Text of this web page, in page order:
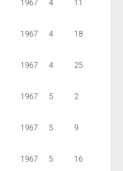
1967 4 11
1967 4 18
1967 4 25
1967 5 2
1967 5 9
1967 5 16